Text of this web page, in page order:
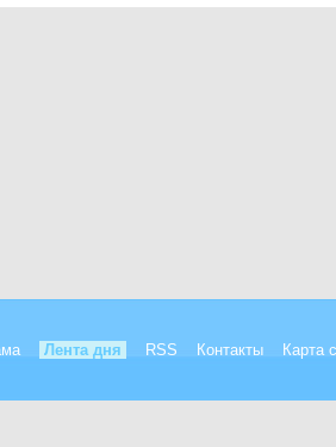
Лента дня RSS Контакты Карта